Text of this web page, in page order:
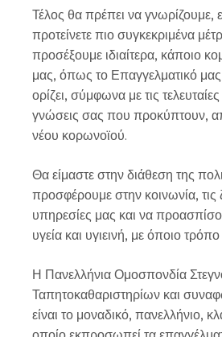
Τέλος θα πρέπει να γνωρίζουμε,
προτείνετε πιο συγκεκριμένα
προσέξουμε ιδιαίτερα, κάποιο
μας, όπως το Επαγγελματικό
ορίζει, σύμφωνα με τις τελευταίες
γνώσεις σας που προκύπτουν,
νέου κορωνοϊού.
Θα είμαστε στην διάθεση της
προσφέρουμε στην κοινωνία, τις
υπηρεσίες μας και να
υγεία και υγιεινή, με όποιο
Η Πανελλήνια Ομοσπονδία
Ταπητοκαθαριστηρίων και
είναι το μοναδικό, πανελλήνιο,